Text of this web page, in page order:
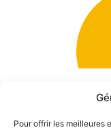
Pour offrir les meilleures